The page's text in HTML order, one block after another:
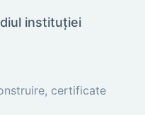
instituţiei
certificate